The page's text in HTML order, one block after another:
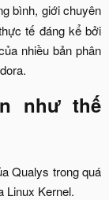
bình, giới chuyên
tế đáng kể bởi
nhiều bản phân
như thế
Qualys trong quá
Linux Kernel.